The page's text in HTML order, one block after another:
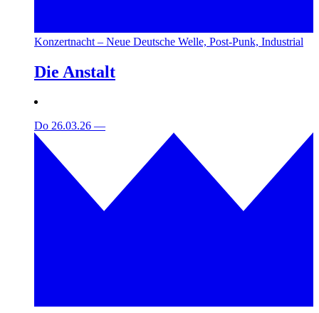
Konzertnacht – Neue Deutsche Welle, Post-Punk, Industrial
Die Anstalt
Do 26.03.26 —